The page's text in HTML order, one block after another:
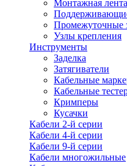
Монтажная лента
Промежуточные
Узлы крепления
Инструменты
Заделка
Затягиватели
Кабельные
Кабельные
Кримперы
Кусачки
Кабели 2-й серии
Кабели 4-й серии
Кабели 9-й серии
Кабели многожильные